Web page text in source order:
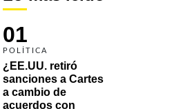
01
POLÍTICA
¿EE.UU. retiró
sanciones a Cartes
a cambio de
acuerdos con